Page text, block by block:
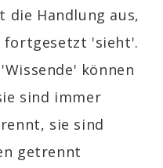
die Handlung aus,
fortgesetzt 'sieht'.
können
sind immer
sie sind
getrennt